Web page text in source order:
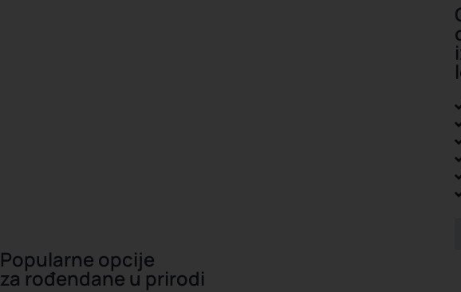
Popularne opcije
za rođendane u prirodi